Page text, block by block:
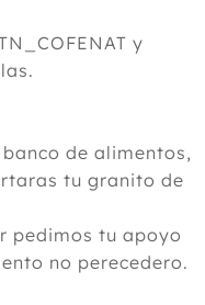
y
de alimentos,
tu granito de
pedimos tu apoyo
no perecedero.